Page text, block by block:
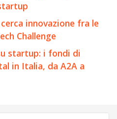
innovazione fra le
Challenge
startup: i fondi di
in Italia, da A2A a